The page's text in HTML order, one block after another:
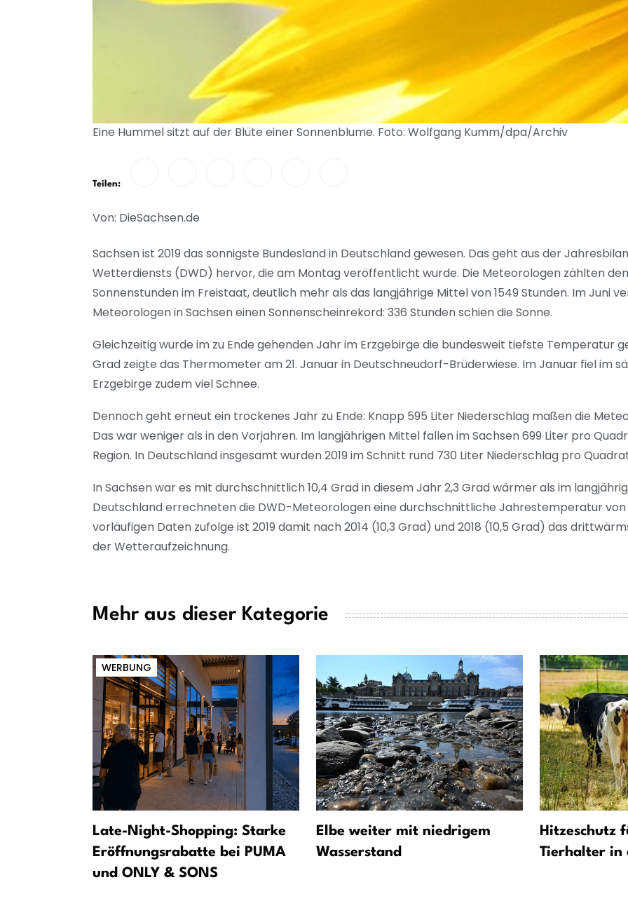
Eine Hummel sitzt auf der Blüte einer Sonnenblume. Foto: Wolfgang Kumm/dpa/Archiv
Teilen:
Von: DieSachsen.de
Sachsen ist 2019 das sonnigste Bundesland in Deutschland gewesen. Das geht aus der
Wetterdiensts (DWD) hervor, die am Montag veröffentlicht wurde. Die Meteorologen zählten
Sonnenstunden im Freistaat, deutlich mehr als das langjährige Mittel von 1549 Stunden. Im Juni
Meteorologen in Sachsen einen Sonnenscheinrekord: 336 Stunden schien die Sonne.
Gleichzeitig wurde im zu Ende gehenden Jahr im Erzgebirge die bundesweit tiefste Temperatur
Grad zeigte das Thermometer am 21. Januar in Deutschneudorf-Brüderwiese. Im Januar fiel im
Erzgebirge zudem viel Schnee.
Dennoch geht erneut ein trockenes Jahr zu Ende: Knapp 595 Liter Niederschlag maßen die
Das war weniger als in den Vorjahren. Im langjährigen Mittel fallen im Sachsen 699 Liter pro
Region. In Deutschland insgesamt wurden 2019 im Schnitt rund 730 Liter Niederschlag pro
In Sachsen war es mit durchschnittlich 10,4 Grad in diesem Jahr 2,3 Grad wärmer als im
Deutschland errechneten die DWD-Meteorologen eine durchschnittliche Jahrestemperatur von
vorläufigen Daten zufolge ist 2019 damit nach 2014 (10,3 Grad) und 2018 (10,5 Grad) das
der Wetteraufzeichnung.
Mehr aus dieser Kategorie
WERBUNG
Late-Night-Shopping: Starke
Eröffnungsrabatte bei PUMA
und ONLY & SONS
Elbe weiter mit niedrigem
Wasserstand
Hitzeschutz
Tierhalter in